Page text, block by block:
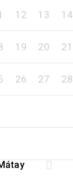
12 13 14
19 20 21
26 27 28
